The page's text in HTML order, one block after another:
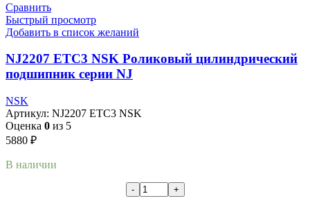
Сравнить
Быстрый просмотр
Добавить в список желаний
NJ2207 ETC3 NSK Роликовый цилиндрический
подшипник серии NJ
NSK
Артикул: NJ2207 ETC3 NSK
Оценка 0 из 5
5880 ₽
В наличии